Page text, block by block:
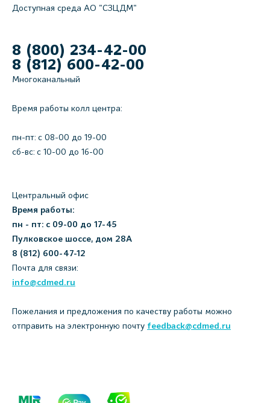
Доступная среда АО "СЗЦДМ"
8 (800) 234-42-00
8 (812) 600-42-00
Многоканальный
Время работы колл центра:
пн-пт: c 08-00 до 19-00
сб-вс: с 10-00 до 16-00
Центральный офис
Время работы:
пн - пт: с 09-00 до 17-45
Пулковское шоссе, дом 28А
8 (812) 600-47-12
Почта для связи:
info@cdmed.ru
Пожелания и предложения по качеству работы можно
отправить на электронную почту feedback@cdmed.ru